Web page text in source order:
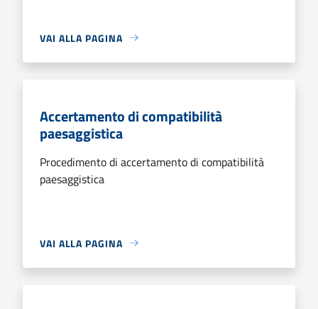
VAI ALLA PAGINA
Accertamento di compatibilità
paesaggistica
Procedimento di accertamento di compatibilità
paesaggistica
VAI ALLA PAGINA